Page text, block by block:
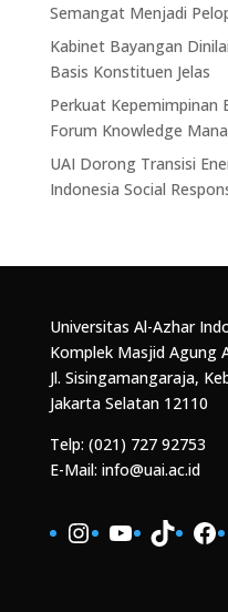
Semangat Menjadi
Kabinet Bayangan
Basis Konstituen Jelas
Perkuat Kepemimpinan
Forum Knowledge
UAI Dorong Transisi
Indonesia Social
Universitas Al-Azhar
Komplek Masjid Agung
Jl. Sisingamangaraja,
Jakarta Selatan 12110
Telp: (021) 727 92753
E-Mail: info@uai.ac.id
Instagram
YouTube
TikTok